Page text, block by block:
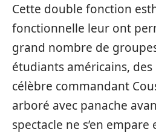
Cette double fonction
fonctionnelle leur ont
grand nombre de
étudiants américains,
célèbre commandant
arboré avec panache
spectacle ne s’en